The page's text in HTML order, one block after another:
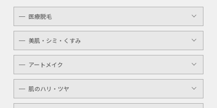
医療脱毛
メンズ
キッズ
介護
美肌・シミ・くすみ
顔・体のシミ取り
ピコレーザー
アートメイク
唇（リップ）
肌のハリ・ツヤ